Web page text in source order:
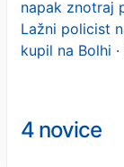
napak znotraj
Lažni policist
kupil na Bolhi
4 novice